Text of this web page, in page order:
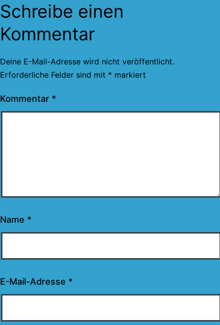
Schreibe einen
Kommentar
Deine E-Mail-Adresse wird nicht veröffentlicht.
Erforderliche Felder sind mit * markiert
Kommentar *
Name *
E-Mail-Adresse *